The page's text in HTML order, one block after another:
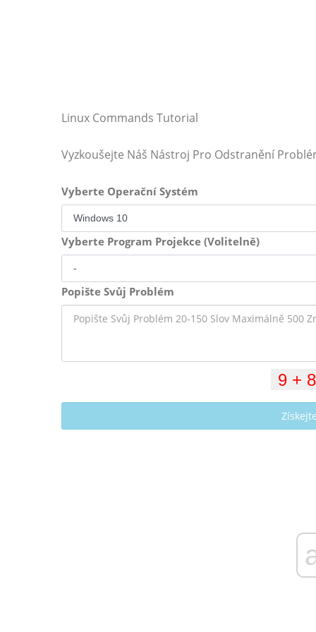
Linux Commands Tutorial
Vyzkoušejte Náš Nástroj Pro Odstranění
Vyberte Operační Systém
Vyberte Program Projekce (Volitelně)
Popište Svůj Problém